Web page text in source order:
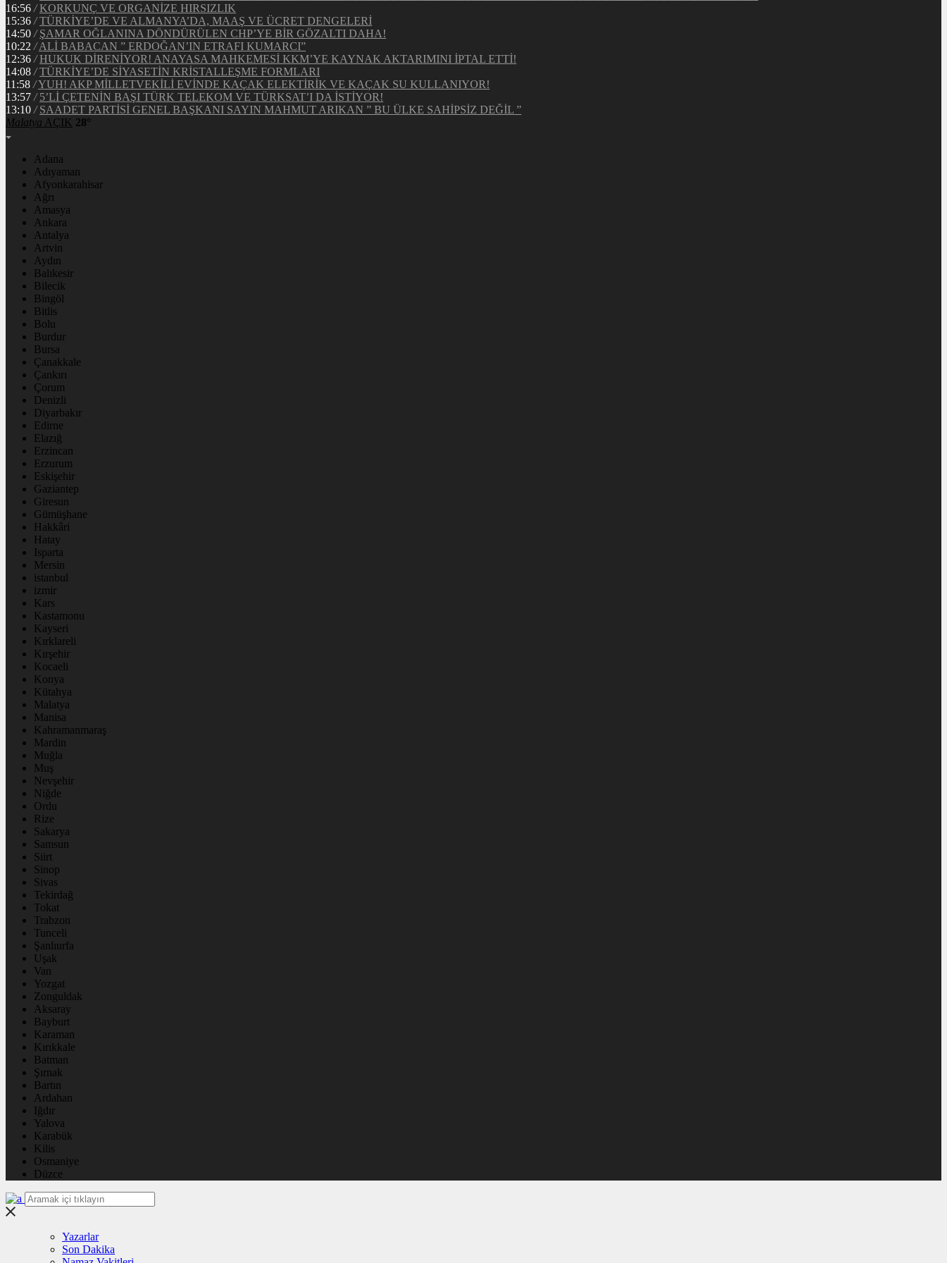
16:56 / KORKUNÇ VE ORGANİZE HIRSIZLIK
15:36 / TÜRKİYE’DE VE ALMANYA’DA, MAAŞ VE ÜCRET DENGELERİ
14:50 / ŞAMAR OĞLANINA DÖNDÜRÜLEN CHP’YE BİR GÖZALTI DAHA!
10:22 / ALİ BABACAN ” ERDOĞAN’IN ETRAFI KUMARCI”
12:36 / HUKUK DİRENİYOR! ANAYASA MAHKEMESİ KKM’YE KAYNAK AKTARIMINI İPTAL ETTİ!
14:08 / TÜRKİYE’DE SİYASETİN KRİSTALLEŞME FORMLARI
11:58 /YUH! AKP MİLLETVEKİLİ EVİNDE KAÇAK ELEKTİRİK VE KAÇAK SU KULLANIYOR!
13:57 / 5’Lİ ÇETENİN BAŞI TÜRK TELEKOM VE TÜRKSAT’I DA İSTİYOR!
13:10 / SAADET PARTİSİ GENEL BAŞKANI SAYIN MAHMUT ARIKAN ” BU ÜLKE SAHİPSİZ DEĞİL ”
Malatya AÇIK 28°
Adana
Adıyaman
Afyonkarahisar
Ağrı
Amasya
Ankara
Antalya
Artvin
Aydın
Balıkesir
Bilecik
Bingöl
Bitlis
Bolu
Burdur
Bursa
Çanakkale
Çankırı
Çorum
Denizli
Diyarbakır
Edirne
Elazığ
Erzincan
Erzurum
Eskişehir
Gaziantep
Giresun
Gümüşhane
Hakkâri
Hatay
Isparta
Mersin
istanbul
izmir
Kars
Kastamonu
Kayseri
Kırklareli
Kırşehir
Kocaeli
Konya
Kütahya
Malatya
Manisa
Kahramanmaraş
Mardin
Muğla
Muş
Nevşehir
Niğde
Ordu
Rize
Sakarya
Samsun
Siirt
Sinop
Sivas
Tekirdağ
Tokat
Trabzon
Tunceli
Şanlıurfa
Uşak
Van
Yozgat
Zonguldak
Aksaray
Bayburt
Karaman
Kırıkkale
Batman
Şırnak
Bartın
Ardahan
Iğdır
Yalova
Karabük
Kilis
Osmaniye
Düzce
Yazarlar
Son Dakika